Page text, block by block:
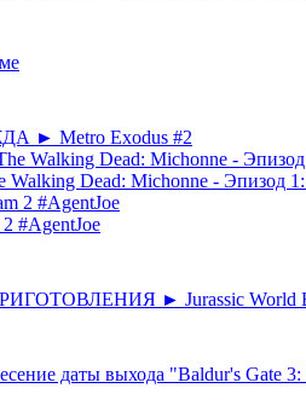
► Metro Exodus #2
Walking Dead: Michonne - Эпизод
#AgentJoe
► Jurassic
даты выхода "Baldur's Gate